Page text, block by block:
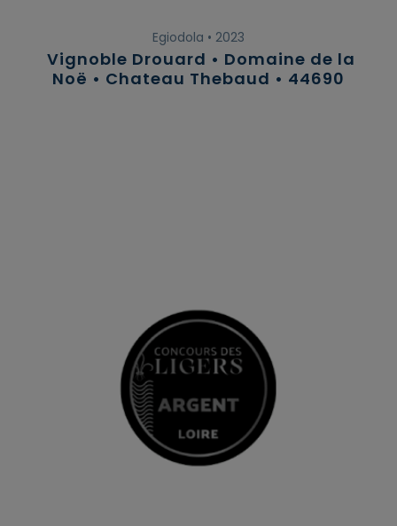
Egiodola • 2023
Vignoble Drouard • Domaine de la
Noë • Chateau Thebaud • 44690